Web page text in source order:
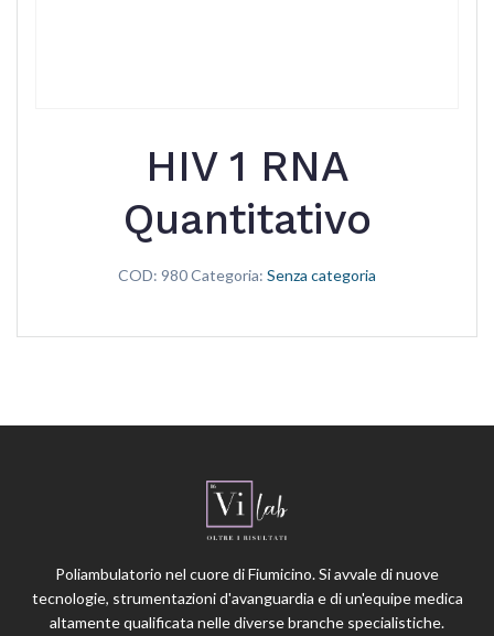
HIV 1 RNA
Quantitativo
COD: 980Categoria: Senza categoria
Poliambulatorio nel cuore di Fiumicino. Si avvale di nuove
tecnologie, strumentazioni d'avanguardia e di un'equipe medica
altamente qualificata nelle diverse branche specialistiche.